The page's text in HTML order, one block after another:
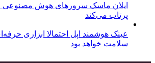
ایلان ماسک سرورهای هوش مصنوعی
پرتاب می‌کند
عینک هوشمند اپل احتمالا ابزاری
سلامت خواهد بود